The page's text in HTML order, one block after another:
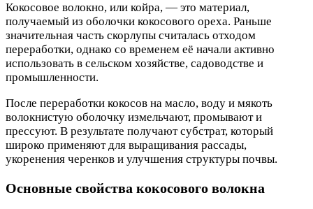
Кокосовое волокно, или койра, — это материал,
получаемый из оболочки кокосового ореха. Раньше
значительная часть скорлупы считалась отходом
переработки, однако со временем её начали активно
использовать в сельском хозяйстве, садоводстве и
промышленности.
После переработки кокосов на масло, воду и мякоть
волокнистую оболочку измельчают, промывают и
прессуют. В результате получают субстрат, который
широко применяют для выращивания рассады,
укоренения черенков и улучшения структуры почвы.
Основные свойства кокосового волокна